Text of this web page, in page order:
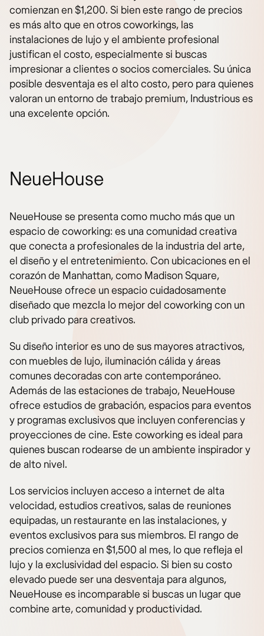
comienzan en $1,200. Si bien este rango de precios
es más alto que en otros coworkings, las
instalaciones de lujo y el ambiente profesional
justifican el costo, especialmente si buscas
impresionar a clientes o socios comerciales. Su única
posible desventaja es el alto costo, pero para quienes
valoran un entorno de trabajo premium, Industrious es
una excelente opción.
NeueHouse
NeueHouse se presenta como mucho más que un
espacio de coworking: es una comunidad creativa
que conecta a profesionales de la industria del arte,
el diseño y el entretenimiento. Con ubicaciones en el
corazón de Manhattan, como Madison Square,
NeueHouse ofrece un espacio cuidadosamente
diseñado que mezcla lo mejor del coworking con un
club privado para creativos.
Su diseño interior es uno de sus mayores atractivos,
con muebles de lujo, iluminación cálida y áreas
comunes decoradas con arte contemporáneo.
Además de las estaciones de trabajo, NeueHouse
ofrece estudios de grabación, espacios para eventos
y programas exclusivos que incluyen conferencias y
proyecciones de cine. Este coworking es ideal para
quienes buscan rodearse de un ambiente inspirador y
de alto nivel.
Los servicios incluyen acceso a internet de alta
velocidad, estudios creativos, salas de reuniones
equipadas, un restaurante en las instalaciones, y
eventos exclusivos para sus miembros. El rango de
precios comienza en $1,500 al mes, lo que refleja el
lujo y la exclusividad del espacio. Si bien su costo
elevado puede ser una desventaja para algunos,
NeueHouse es incomparable si buscas un lugar que
combine arte, comunidad y productividad.